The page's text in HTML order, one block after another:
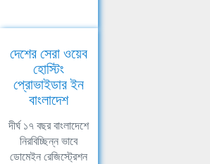
দেশের সেরা ওয়েব
হোস্টিং
প্রোভাইডার ইন
বাংলাদেশ
দীর্ঘ ১৭ বছর বাংলাদেশে
নিরবিচ্ছিন্ন ভাবে
ডোমেইন রেজিস্ট্রেশন